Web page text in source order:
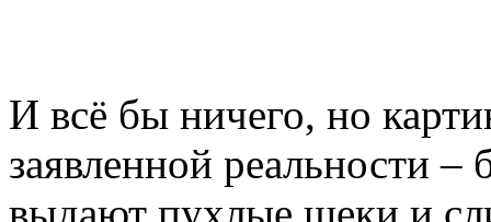
И всё бы ничего, но
заявленной реальности